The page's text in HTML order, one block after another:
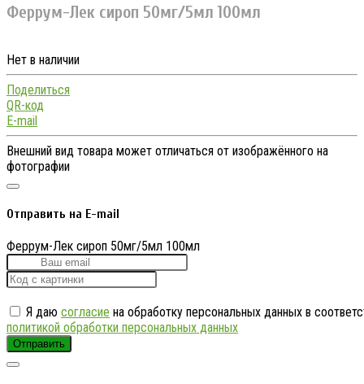
Феррум-Лек сироп 50мг/5мл 100мл
Нет в наличии
Поделиться
QR-код
E-mail
Внешний вид товара может отличаться от изображённого на
фотографии
Отправить на E-mail
Феррум-Лек сироп 50мг/5мл 100мл
Я даю согласие на обработку персональных данных в
политикой обработки персональных данных
Отправить